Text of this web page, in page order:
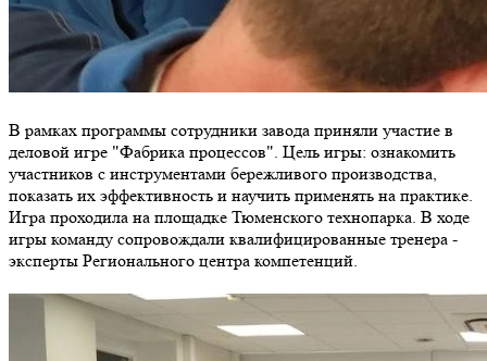
В рамках программы сотрудники завода приняли участие в
деловой игре "Фабрика процессов". Цель игры: ознакомить
участников с инструментами бережливого производства,
показать их эффективность и научить применять на практике.
Игра проходила на площадке Тюменского технопарка. В ходе
игры команду сопровождали квалифицированные тренера -
эксперты Регионального центра компетенций.